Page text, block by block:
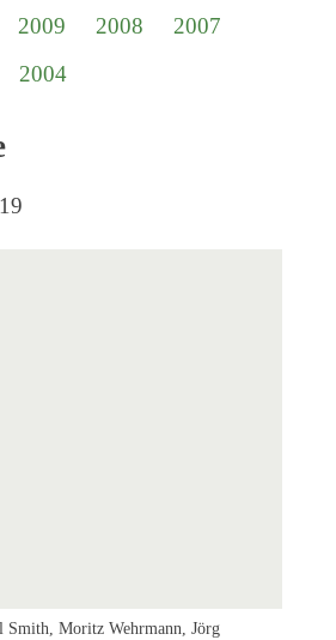
2009 2008
2007
2004
Smith, Moritz Wehrmann, Jörg